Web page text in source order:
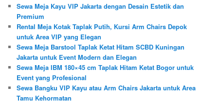
Sewa Meja Kayu VIP Jakarta dengan Desain Estetik dan
Premium
Rental Meja Kotak Taplak Putih, Kursi Arm Chairs Depok
untuk Area VIP yang Elegan
Sewa Meja Barstool Taplak Ketat Hitam SCBD Kuningan
Jakarta untuk Event Modern dan Elegan
Sewa Meja IBM 180×45 cm Taplak Hitam Ketat Bogor untuk
Event yang Profesional
Sewa Bangku VIP Kayu atau Arm Chairs Jakarta untuk Area
Tamu Kehormatan